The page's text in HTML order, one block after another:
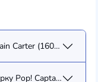
Carter (1602) (68040)?
Pop! Captain Carter